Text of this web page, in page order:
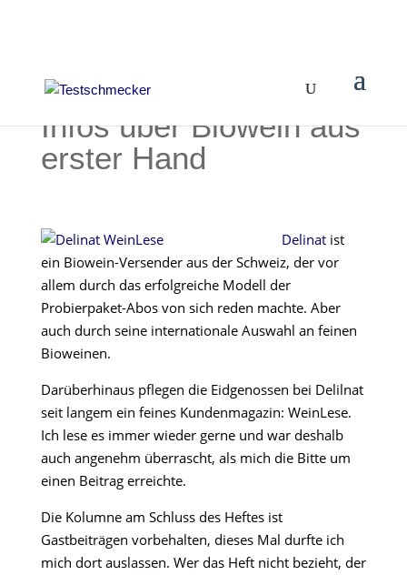
Infos über Biowein aus
erster Hand
Delinatist
ein Biowein-Versender aus der Schweiz, der vor
allem durch das erfolgreiche Modell der
Probierpaket-Abos von sich reden machte. Aber
auch durch seine internationale Auswahl an feinen
Bioweinen.
Darüberhinaus pflegen die Eidgenossen bei Delilnat
seit langem ein feines Kundenmagazin: WeinLese.
Ich lese es immer wieder gerne und war deshalb
auch angenehm überrascht, als mich die Bitte um
einen Beitrag erreichte.
Die Kolumne am Schluss des Heftes ist
Gastbeiträgen vorbehalten, dieses Mal durfte ich
mich dort auslassen. Wer das Heft nicht bezieht, der